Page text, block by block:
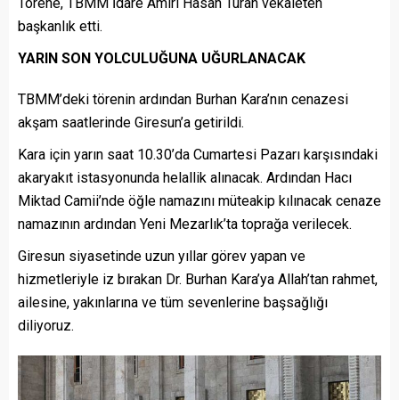
Törene, TBMM İdare Amiri Hasan Turan vekâleten
başkanlık etti.
YARIN SON YOLCULUĞUNA UĞURLANACAK
TBMM’deki törenin ardından Burhan Kara’nın cenazesi
akşam saatlerinde Giresun’a getirildi.
Kara için yarın saat 10.30’da Cumartesi Pazarı karşısındaki
akaryakıt istasyonunda helallik alınacak. Ardından Hacı
Miktad Camii’nde öğle namazını müteakip kılınacak cenaze
namazının ardından Yeni Mezarlık’ta toprağa verilecek.
Giresun siyasetinde uzun yıllar görev yapan ve
hizmetleriyle iz bırakan Dr. Burhan Kara’ya Allah’tan rahmet,
ailesine, yakınlarına ve tüm sevenlerine başsağlığı
diliyoruz.